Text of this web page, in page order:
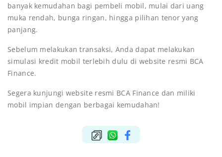
banyak kemudahan bagi pembeli mobil, mulai dari uang
muka rendah, bunga ringan, hingga pilihan tenor yang
panjang.
Sebelum melakukan transaksi, Anda dapat melakukan
simulasi kredit mobil terlebih dulu di website resmi BCA
Finance.
Segera kunjungi website resmi BCA Finance dan miliki
mobil impian dengan berbagai kemudahan!